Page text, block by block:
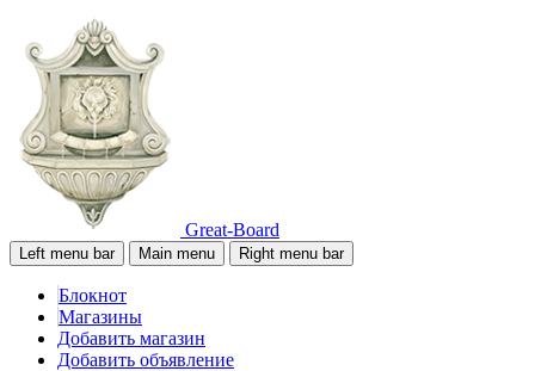
Great-Board
Left menu bar Main menu Right menu bar
Блокнот
Магазины
Добавить магазин
Добавить объявление